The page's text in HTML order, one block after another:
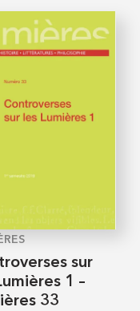
sur
1 –
33